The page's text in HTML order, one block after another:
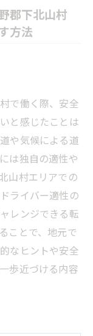
郡下北山村
方法
で働く際、安全
と感じたことは
や気候による道
は独自の適性や
山村エリアでの
ライバー適性の
レンジできる転
ことで、地元で
なヒントや安全
歩近づける内容